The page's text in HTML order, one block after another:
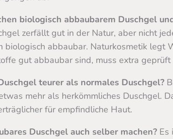
biologisch abbaubarem Duschgel
zerfällt gut in der Natur, aber nicht
biologisch abbaubar. Naturkosmetik legt
gut abbaubar sind, muss extra geprüft
teurer als normales Duschgel?
mehr als herkömmliches Duschgel.
für empfindliche Haut.
Duschgel auch selber machen? Es